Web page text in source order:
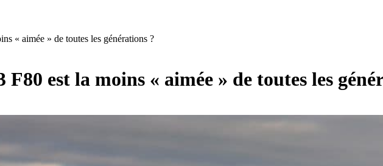
« aimée » de toutes les générations ?
est la moins « aimée » de toutes les